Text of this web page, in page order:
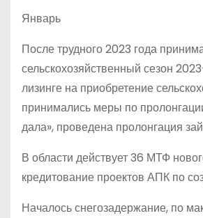
Январь
После трудного 2023 года
сельскохозяйственный сезон
лизинге на приобретение
принимались меры по
дала», проведена пролонгация
В области действует 36 МТФ
кредитование проектов АПК по
Началось снегозадержание, по